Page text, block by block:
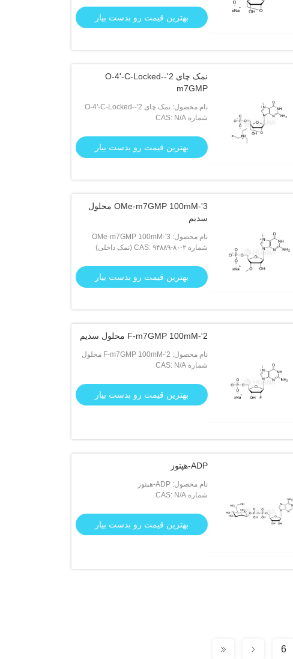
بهترین قیمت رو بدست بیار
نمک چای 2'-O-4'-C-Locked-
m7GMP
نام محصول: نمک چای 2'-O-4'-C-Locked-
m7GMP
شماره CAS: N/A
بهترین قیمت رو بدست بیار
3'-OMe-m7GMP 100mM محلول
سدیم
نام محصول: 3'-OMe-m7GMP 100mM
محلول سدیم
شماره CAS: ۹۴۸۸۹-۸۰-۲ (نمک داخلی)
بهترین قیمت رو بدست بیار
2'-F-m7GMP 100mM محلول سدیم
نام محصول: 2'-F-m7GMP 100mM محلول
سدیم
شماره CAS: N/A
بهترین قیمت رو بدست بیار
ADP-هپتوز
نام محصول: ADP-هپتوز
شماره CAS: N/A
بهترین قیمت رو بدست بیار
6